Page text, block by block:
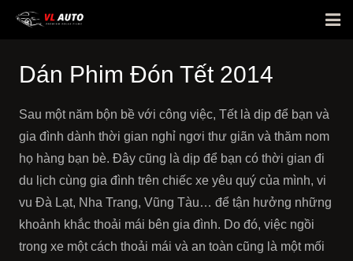
Phim cách nhiệt
Bảng giá
Hỏi đáp
Hình ảnh dán xe
Tin tức
Dán Phim Đón Tết 2014
Sau một năm bộn bề với công việc, Tết là dịp để bạn và
gia đình dành thời gian nghỉ ngơi thư giãn và thăm nom
họ hàng bạn bè. Đây cũng là dịp để bạn có thời gian đi
du lịch cùng gia đình trên chiếc xe yêu quý của mình, vi
vu Đà Lạt, Nha Trang, Vũng Tàu… để tận hưởng những
khoảnh khắc thoải mái bên gia đình. Do đó, việc ngồi
trong xe một cách thoải mái và an toàn cũng là một mối